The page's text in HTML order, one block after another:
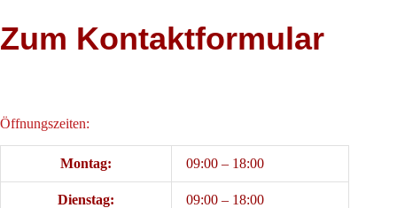
Zum Kontaktformular
Öffnungszeiten:
Montag: 09:00 – 18:00
Dienstag: 09:00 – 18:00